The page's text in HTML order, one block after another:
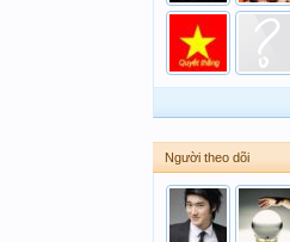
Người theo dõi